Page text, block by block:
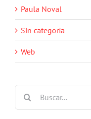
Paula Noval
Sin categoría
Web